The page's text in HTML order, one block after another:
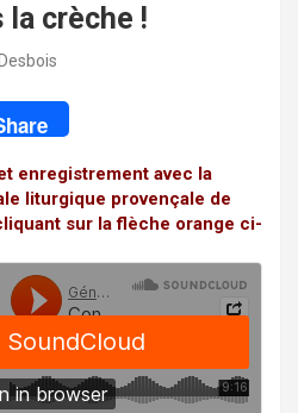
la crèche !
enregistrement avec la
liturgique provençale de
sur la flèche orange ci-